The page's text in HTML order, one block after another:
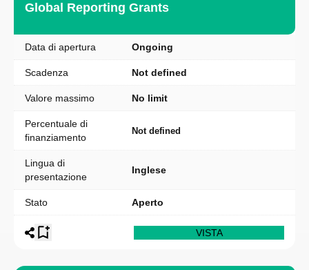
Global Reporting Grants
Data di apertura Ongoing
Scadenza Not defined
Valore massimo No limit
Percentuale di
finanziamento
Not defined
Lingua di
presentazione
Inglese
Stato Aperto
VISTA